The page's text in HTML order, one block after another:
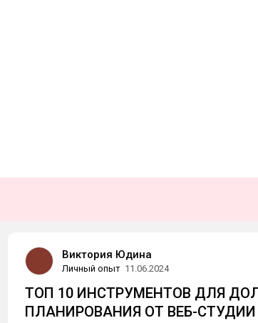
Виктория Юдина
Личный опыт 11.06.2024
ТОП 10 ИНСТРУМЕНТОВ ДЛЯ
ПЛАНИРОВАНИЯ ОТ ВЕБ-